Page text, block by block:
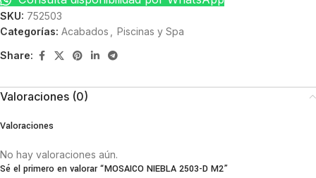
SKU: 752503
Categorías: Acabados Piscinas y Spa
Share:
Valoraciones (0)
Valoraciones
No hay valoraciones aún.
Sé el primero en valorar “MOSAICO NIEBLA 2503-D M2”